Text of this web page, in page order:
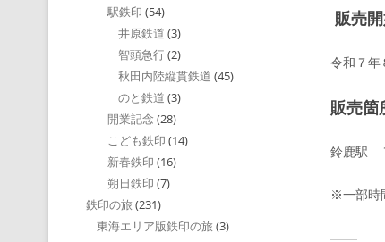
販売
令和７年
販売箇
鈴鹿駅
※一部時
駅鉄印 (54)
井原鉄道 (3)
智頭急行(2)
秋田内陸縦貫鉄道 (45)
のと鉄道 (3)
開業記念 (28)
こども鉄印 (14)
新春鉄印 (16)
朔日鉄印 (7)
鉄印の旅 (231)
東海エリア版鉄印の旅 (3)